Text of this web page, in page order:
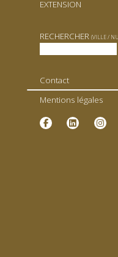
EXTENSION
RECHERCHER (VILLE /
Contact
Mentions légales